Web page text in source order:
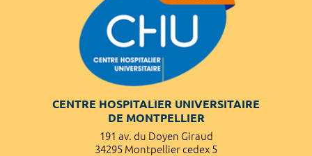
CENTRE HOSPITALIER UNIVERSITAIRE
DE MONTPELLIER
191 av. du Doyen Giraud
34295 Montpellier cedex 5